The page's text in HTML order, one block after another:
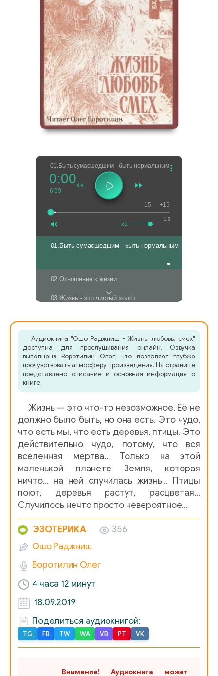
01.Быть сумасшедшим - быть нормальным
0:00
6:59
1.0
x1
-15 +15
01.Быть сумасшедшим - быть нормальным
02.Отношение к жизни
03.Жизнь - это чистый холст
05.Скука - великое начинание
06.Зорба Будда
07.Печаль имеет свою собственную красоту
09.Очень опасная ситуация
10.Рискните всем
11.Внутренняя музыка
12.Что такое любовь
13.Любовь - это танец вашей жизни
14.Четыре шага к любви
15.Любите реально
16.Любовь - очень хрупкий цветок
17.Брак - это проституция
18.Действительный страх любви
19.Любовь к себе
20.Любовь - это роскошь
21.Любовь и медитация
Аудиокнига "Ошо Раджниш - Жизнь, любовь, смех"
доступна для прослушивания онлайн. Озвучка
выполнена Воротилин Олег, что позволяет глубже
прочувствовать атмосферу произведения. На странице
представлено описание и основная информация о
книге.
Жизнь — это что-то невозможное. Её не
должно было быть, но она есть. Это чудо,
что есть мы, что есть деревья, птицы. Это
действительно чудо, потому, что вся
вселенная мертва… Только на этой
маленькой планете Земля, которая
ничто… на ней случилась жизнь… Птицы
поют, деревья растут, расцветая…
Случилось нечто просто невероятное…
ЭЗОТЕРИКА
356
Ошо Раджниш
Воротилин Олег
4 часа 12 минут
18.09.2019
Поделиться аудиокнигой:
TG FB TW WA VB PT VK
Внимание! Аудиокнига может